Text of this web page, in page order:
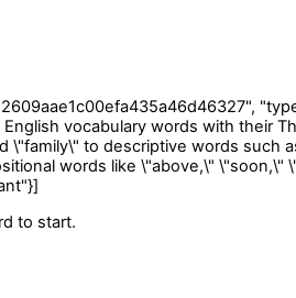
vocabulary words with their
\"family\" to descriptive words such
words like \"above,\"
to start.